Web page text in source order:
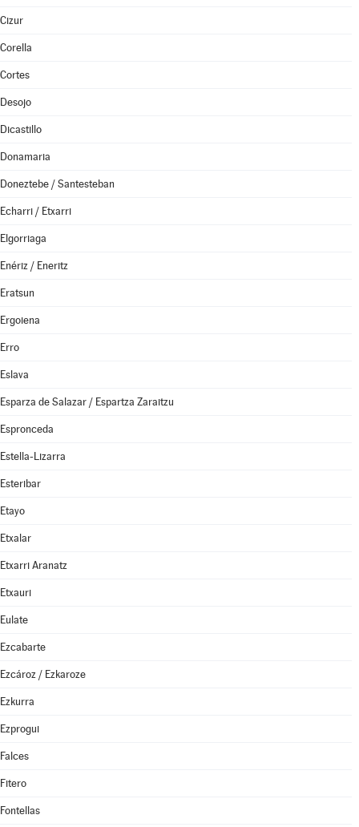
Cizur
Corella
Cortes
Desojo
Dicastillo
Donamaria
Doneztebe / Santesteban
Echarri / Etxarri
Elgorriaga
Enériz / Eneritz
Eratsun
Ergoiena
Erro
Eslava
Esparza de Salazar / Espartza Zaraitzu
Espronceda
Estella-Lizarra
Esteribar
Etayo
Etxalar
Etxarri Aranatz
Etxauri
Eulate
Ezcabarte
Ezcároz / Ezkaroze
Ezkurra
Ezprogui
Falces
Fitero
Fontellas